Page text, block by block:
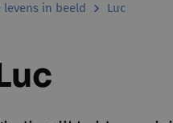
in beeld Luc